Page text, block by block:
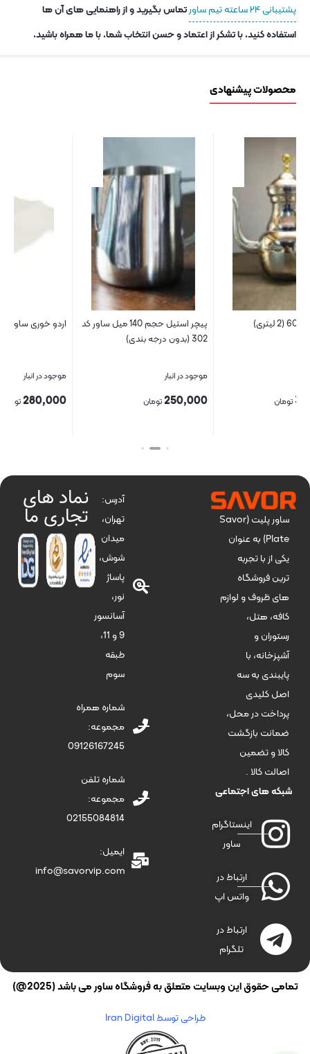
پشتیبانی ۲۴ ساعته تیم ساور
تماس بگیرید و از راهنمایی های آن ها
استفاده کنید. با تشکر از اعتماد و حسن انتخاب شما. با ما همراه باشید.
محصولات پیشنهادی
پیچر استیل حجم 140 میل ساور کد
250,000
اردو خوری ساور مدل ۰۴۶۲
280,000
بستن
ساور پلیت (Savor
Plate) به عنوان
یکی از با تجربه
ترین فروشگاه
های ظروف و لوازم
کافه، هتل،
رستوران و
آشپزخانه، با
پایبندی به سه
اصل کلیدی
پرداخت در محل،
ضمانت بازگشت
کالا و تضمین
اصالت کالا .
شبکه های اجتماعی
اینستاگرام
ساور
ارتباط در
واتس اپ
ارتباط در
تلگرام
آدرس:
تهران،
میدان
شوش،
پاساژ
نور،
آسانسور
9 و 11،
طبقه
سوم
شماره همراه
مجموعه:
09126167245
شماره تلفن
مجموعه:
02155084814
ایمیل:
info@savorvip.com
نماد های
تجاری ما
تمامی حقوق این وبسایت متعلق به فروشگاه ساور می باشد (2025@)
طراحی توسط Iran Digital